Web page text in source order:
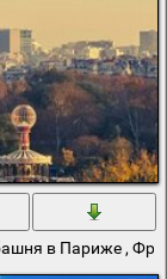
в Париже ,